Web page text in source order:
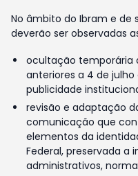
No âmbito do Ibram e de
deverão ser observadas
ocultação temporária
anteriores a 4 de
publicidade
revisão e adaptação
comunicação que
elementos da
Federal, preservada a
administrativos,